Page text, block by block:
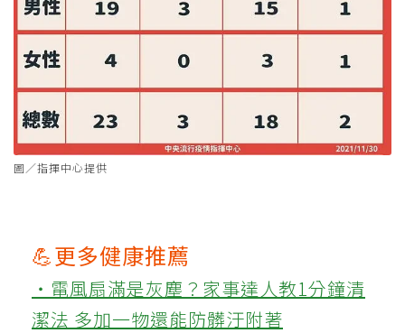
圖／指揮中心提供
💪更多健康推薦
‧電風扇滿是灰塵？家事達人教1分鐘清
潔法 多加一物還能防髒汙附著